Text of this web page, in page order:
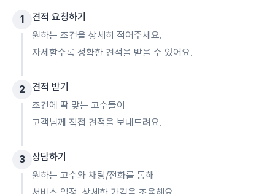
1
견적 요청하기
원하는 조건을 상세히 적어주세요.
자세할수록 정확한 견적을 받을 수 있어요.
2
견적 받기
조건에 딱 맞는 고수들이
고객님께 직접 견적을 보내드려요.
3 상담하기
원하는 고수와 채팅/전화를 통해